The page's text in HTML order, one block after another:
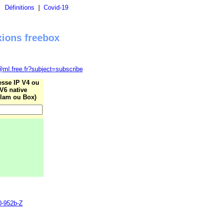
Définitions Covid-19
freebox
IP V4 ou
V6 native
ou Box)
952b-Z